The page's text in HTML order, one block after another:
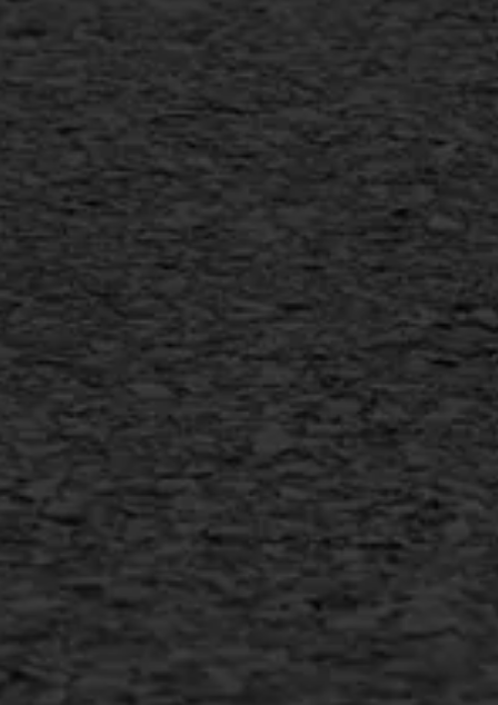
Scheurreparatie
Flexigoot
Vertical seal
Vlakslijpen
Vorstschade
AWS ASFALTWERKEN
+31 493 842 840
info@asfaltwerken.nl
MEER INFORMATIE
Inschrijven nieuwsbrief
Duurzaam ondernemen